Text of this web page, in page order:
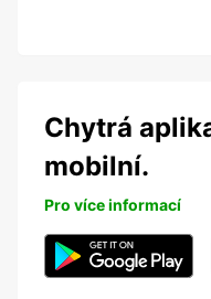
Chytrá
mobilní.
Pro více informací